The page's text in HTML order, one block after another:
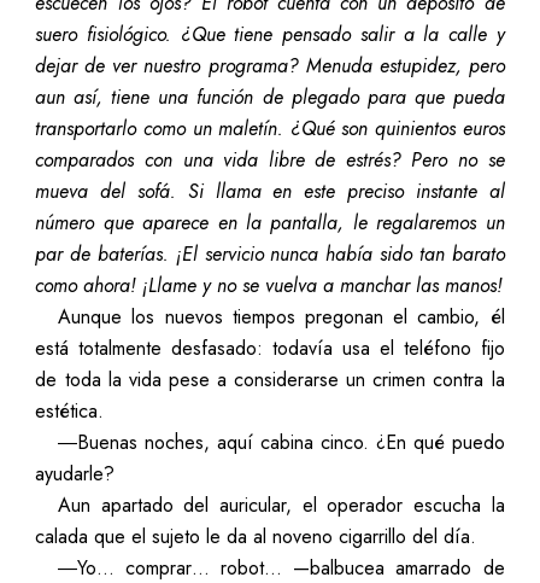
suero fisiológico. ¿Que tiene pensado salir a la calle y
dejar de ver nuestro programa? Menuda estupidez, pero
aun así, tiene una función de plegado para que pueda
transportarlo como un maletín. ¿Qué son quinientos euros
comparados con una vida libre de estrés? Pero no se
mueva del sofá. Si llama en este preciso instante al
número que aparece en la pantalla, le regalaremos un
par de baterías. ¡El servicio nunca había sido tan barato
como ahora! ¡Llame y no se vuelva a manchar las manos!
Aunque los nuevos tiempos pregonan el cambio, él
está totalmente desfasado: todavía usa el teléfono fijo
de toda la vida pese a considerarse un crimen contra la
estética.
―Buenas noches, aquí cabina cinco. ¿En qué puedo
ayudarle?
Aun apartado del auricular, el operador escucha la
calada que el sujeto le da al noveno cigarrillo del día.
―Yo… comprar… robot… —balbucea amarrado de